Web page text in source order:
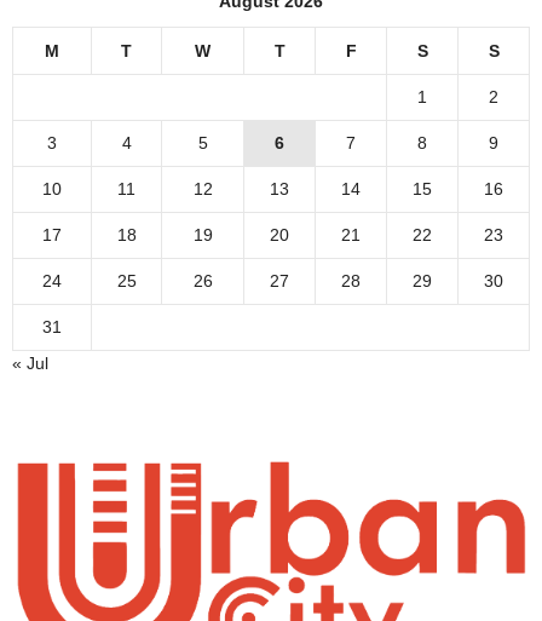
M T W T F S S
1 2
3 4 5 6 7 8 9
10 11 12 13 14 15 16
17 18 19 20 21 22 23
24 25 26 27 28 29 30
31
« Jul